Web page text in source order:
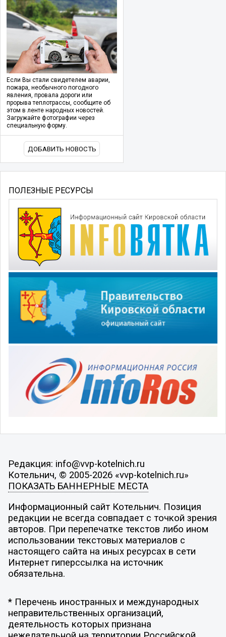
Если Вы стали свидетелем аварии,
пожара, необычного погодного
явления, провала дороги или
прорыва теплотрассы, сообщите об
этом в ленте народных новостей.
Загружайте фотографии через
специальную форму.
ДОБАВИТЬ НОВОСТЬ
ПОЛЕЗНЫЕ РЕСУРСЫ
Редакция: info@vvp-kotelnich.ru
Котельнич, © 2005-2026 «vvp-kotelnich.ru»
ПОКАЗАТЬ БАННЕРНЫЕ МЕСТА
Информационный сайт Котельнич. Позиция
редакции не всегда совпадает с точкой зрения
авторов. При перепечатке текстов либо ином
использовании текстовых материалов с
настоящего сайта на иных ресурсах в сети
Интернет гиперссылка на источник
обязательна.
* Перечень иностранных и международных
неправительственных организаций,
деятельность которых признана